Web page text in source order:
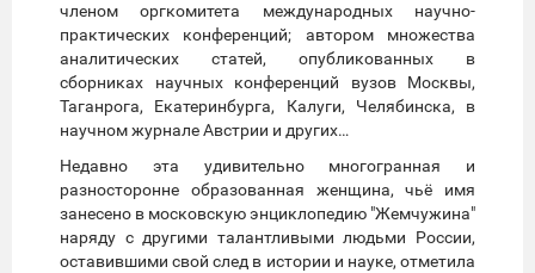
членом оргкомитета международных научно-
практических конференций; автором множества
аналитических статей, опубликованных в
сборниках научных конференций вузов Москвы,
Таганрога, Екатеринбурга, Калуги, Челябинска, в
научном журнале Австрии и других…
Недавно эта удивительно многогранная и
разносторонне образованная женщина, чьё имя
занесено в московскую энциклопедию "Жемчужина"
наряду с другими талантливыми людьми России,
оставившими свой след в истории и науке, отметила